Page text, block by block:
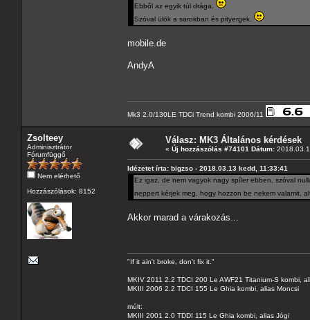
Ebből az egyik túl drága.
Szóval ülök a sarokban és pityergek.
mobile.de
AndyA
Mk3 2.0/130LE TDCi Trend kombi 2006/11
Zsolteey
Adminisztrátor
Fórumfüggő
Nem elérhető
Hozzászólások: 8152
Válasz: MK3 Általános kérdések
« Új hozzászólás #74101 Dátum:
Idézetet írta: bigzso - 2018.03.13 kedd, 11:33:41
Ez igaz, de nem vagyok nagy spíler ebben, szóval
neppert kérjek meg, hogy hozzon be nekem valamit,
Akkor marad a várakozás...
"If it ain't broke, don't fix it."
MKIV 2011 2.2 TDCI 200 Le AWF21 Titanium-S kombi,
MKIII 2006 2.2 TDCI 155 Le Ghia kombi, alias Moncsi
múlt:
MKIII 2001 2.0 TDDI 115 Le Ghia kombi, alias Jógi